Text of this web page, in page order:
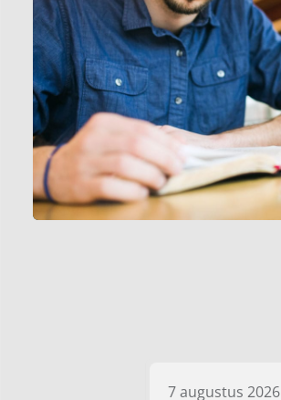
7 augustus 2026